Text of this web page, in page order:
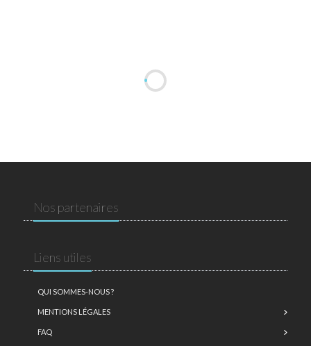
Nos partenaires
Liens utiles
QUI SOMMES-NOUS ?
MENTIONS LÉGALES
FAQ